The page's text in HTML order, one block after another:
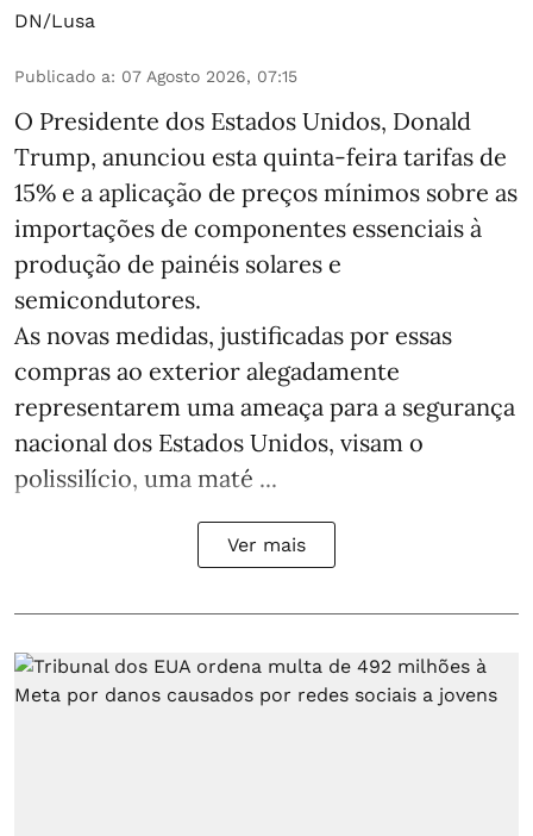
DN/Lusa
Publicado a: 07 Agosto 2026, 07:15
O Presidente dos Estados Unidos, Donald
Trump, anunciou esta quinta-feira tarifas de
15% e a aplicação de preços mínimos sobre as
importações de componentes essenciais à
produção de painéis solares e
semicondutores.
As novas medidas, justificadas por essas
compras ao exterior alegadamente
representarem uma ameaça para a segurança
nacional dos Estados Unidos, visam o
polissilício, uma maté ...
Ver mais